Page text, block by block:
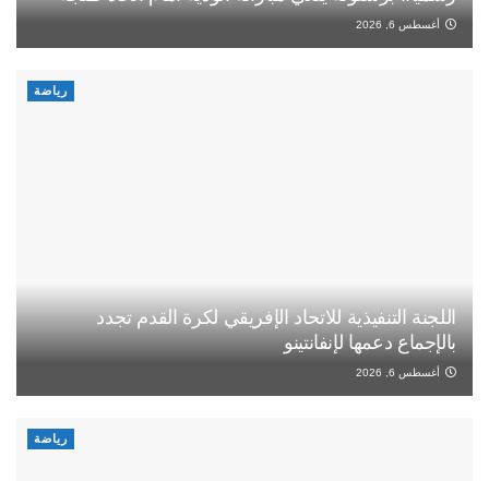
أغسطس 6, 2026
رياضة
اللجنة التنفيذية للاتحاد الإفريقي لكرة القدم تجدد
بالإجماع دعمها لإنفانتينو
أغسطس 6, 2026
رياضة